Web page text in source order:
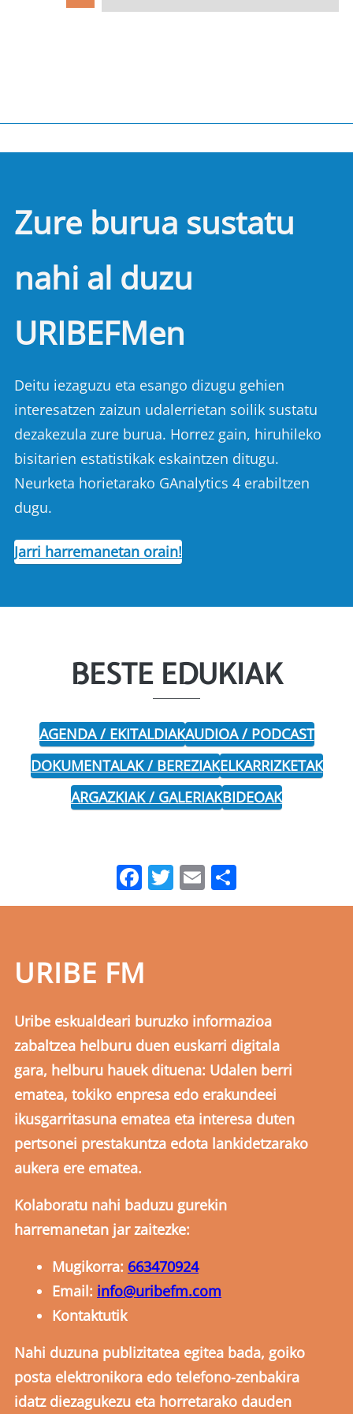
Zure burua sustatu
nahi al duzu
URIBEFMen
Deitu iezaguzu eta esango dizugu gehien
interesatzen zaizun udalerrietan soilik sustatu
dezakezula zure burua. Horrez gain, hiruhileko
bisitarien estatistikak eskaintzen ditugu.
Neurketa horietarako GAnalytics 4 erabiltzen
dugu.
Jarri harremanetan orain!
BESTE EDUKIAK
AGENDA / EKITALDIAKAUDIOA / PODCAST
DOKUMENTALAK / BEREZIAKELKARRIZKETAK
ARGAZKIAK / GALERIAKBIDEOAK
Facebook
Twitter
Email
URIBE FM
Uribe eskualdeari buruzko informazioa
zabaltzea helburu duen euskarri digitala
gara, helburu hauek dituena: Udalen berri
ematea, tokiko enpresa edo erakundeei
ikusgarritasuna ematea eta interesa duten
pertsonei prestakuntza edota lankidetzarako
aukera ere ematea.
Kolaboratu nahi baduzu gurekin
harremanetan jar zaitezke:
Mugikorra: 663470924
Email: info@uribefm.com
Kontaktutik
Nahi duzuna publizitatea egitea bada, goiko
posta elektronikora edo telefono-zenbakira
idatz diezagukezu eta horretarako dauden